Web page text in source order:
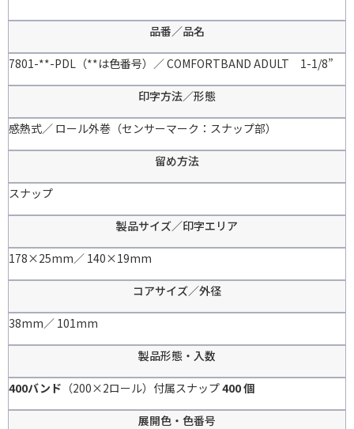
品番／品名
7801-**-PDL（**は色番号）／ COMFORTBAND ADULT 1-1/8”
印字方法／形態
感熱式／ ロール外巻（センサーマーク：スナップ部）
留め方法
スナップ
製品サイズ／印字エリア
178×25mm／ 140×19mm
コアサイズ／外径
38mm／ 101mm
製品形態・入数
400バンド （200×2ロール）付属スナップ400 個
展開色・色番号